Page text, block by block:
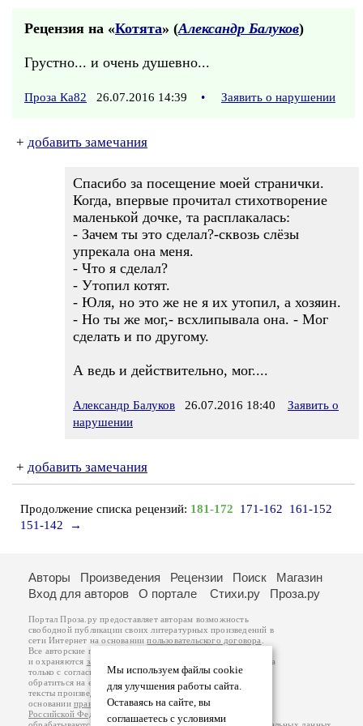
Рецензия на «Котята» (Александр Балуков)
Грустно... и очень душевно...
Проза Ка82 26.07.2016 14:39 • Заявить о нарушении
+ добавить замечания
Спасибо за посещение моей странички.
Когда, впервые прочитал стихотворение
маленькой дочке, та расплакалась:
- Зачем ты это сделал?-сквозь слёзы
упрекала она меня.
- Что я сделал?
- Утопил котят.
- Юля, но это же не я их утопил, а хозяин.
- Но ты же мог,- всхлипывала она. - Мог
сделать и по другому.
А ведь и действительно, мог....
Александр Балуков 26.07.2016 18:40
Заявить о
нарушении
+ добавить замечания
Продолжение списка рецензий: 181-172 171-162
161-152
151-142
→
Мы используем файлы cookie
для улучшения работы сайта.
Оставаясь на сайте, вы
соглашаетесь с условиями
Авторы Произведения Рецензии Поиск
Магазин
Вход для авторов
О портале Стихи.ру Проза.ру
Портал Проза.ру предоставляет авторам возможность
свободной публикации своих литературных произведений в
сети Интернет на основаниипользовательского договора
Все авторские права на произведения принадлежат авторам
и охраняются законом
. Перепечатка произведений возможна
только с согласия его автора, к которому вы можете
обратиться на его авторской странице. Ответственность за
тексты произведений авторы несут самостоятельно на
основанииправил публикацииизаконодательства
Российской Федерации